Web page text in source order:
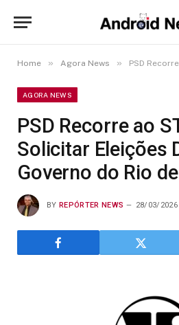
Home » Agora News » PSD Recorre ao STF
AGORA NEWS
PSD Recorre ao
Solicitar Eleições
Governo do Rio
BY REPÓRTER NEWS 28/03/2026